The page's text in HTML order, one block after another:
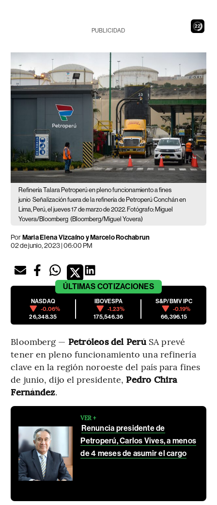
21
PUBLICIDAD
Refinería Talara Petroperú en pleno funcionamiento a fines
junio Señalización fuera de la refinería de Petroperú Conchán en
Lima, Perú, el jueves 17 de marzo de 2022. Fotógrafo: Miguel
Yovera/Bloomberg (Bloomberg/Miguel Yovera)
PorMaria Elena Vizcaíno y Marcelo Rochabrun
02 de junio, 2023 | 06:00 PM
ÚLTIMAS COTIZACIONES
NASDAQ
-0.06%
26,348.35
IBOVESPA
-1.23%
175,546.36
S&P/BMV IPC
-0.19%
66,396.15
Bloomberg — Petróleos del Perú SA prevé
tener en pleno funcionamiento una refinería
clave en la región noroeste del país para fines
de junio, dijo el presidente, Pedro Chira
Fernández.
VER +
Renuncia presidente de
Petroperú, Carlos Vives, a menos
de 4 meses de asumir el cargo